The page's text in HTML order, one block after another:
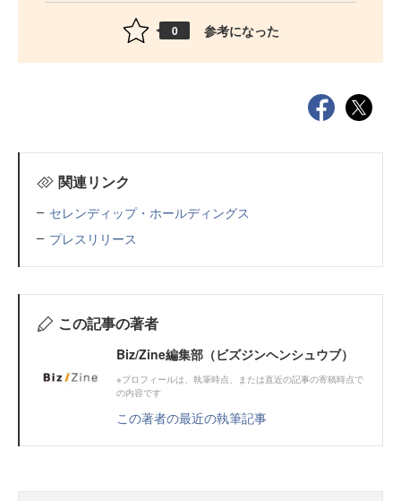
0 参考になった
関連リンク
セレンディップ・ホールディングス
プレスリリース
この記事の著者
Biz/Zine編集部（ビズジンヘンシュウブ）
※プロフィールは、執筆時点、または直近の記事の寄稿時点で
の内容です
この著者の最近の執筆記事